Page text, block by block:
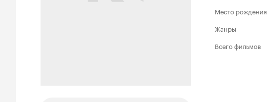
Место рождения
Жанры
Всего фильмов